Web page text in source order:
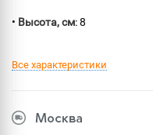
• Высота, см: 8
Все характеристики
Москва